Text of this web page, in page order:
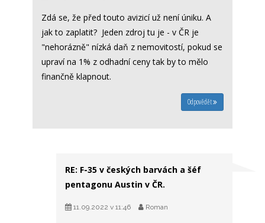
Zdá se, že před touto avizicí už není úniku. A
jak to zaplatit? Jeden zdroj tu je - v ČR je
"nehorázně" nízká daň z nemovitostí, pokud se
upraví na 1% z odhadní ceny tak by to mělo
finančně klapnout.
Odpovědět
RE: F-35 v českých barvách a šéf
pentagonu Austin v ČR.
11.09.2022 v 11:46 Roman